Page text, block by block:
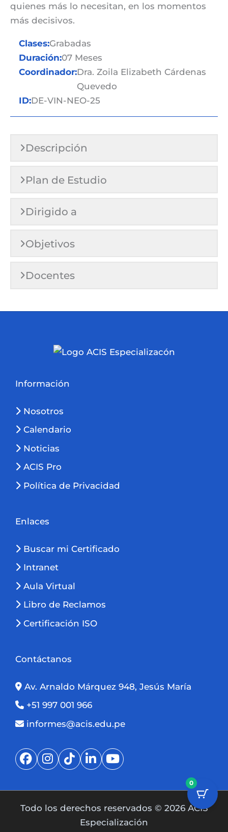
quienes más lo necesitan, en los momentos
más decisivos.
Clases:Grabadas
Duración:07 Meses
Coordinador:Dra. Zoila Elizabeth Cárdenas
Quevedo
ID:DE-VIN-NEO-25
Descripción
Plan de Estudio
Dirigido a
Objetivos
Docentes
Información
Nosotros
Calendario
Noticias
ACIS Pro
Política de Privacidad
Enlaces
Buscar mi Certificado
Intranet
Aula Virtual
Libro de Reclamos
Certificación ISO
Contáctanos
Av. Arnaldo Márquez 948, Jesús María
+51 997 001 966
informes@acis.edu.pe
Todo los derechos reservados © 2026 ACIS
Especialización
0